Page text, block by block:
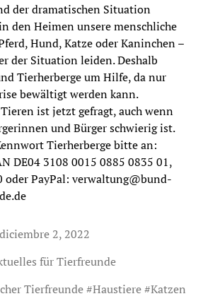
der dramatischen Situation
den Heimen unsere menschliche
Hund, Katze oder Kaninchen –
der Situation leiden. Deshalb
Tierherberge um Hilfe, da nur
bewältigt werden kann.
ist jetzt gefragt, auch wenn
und Bürger schwierig ist.
Tierherberge bitte an:
DE04 3108 0015 0885 0835 01,
oder PayPal: verwaltung@bund-
diciembre 2, 2022
für Tierfreunde
Tierfreunde#Haustiere#Katzen